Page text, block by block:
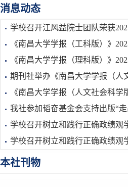
消息动态
学校召开江风益院士团队荣获
《南昌大学学报（工科版）》
《南昌大学学报（理科版）》
期刊社举办《南昌大学学报（人
《南昌大学学报（人文社会科学
我社参加韬奋基金会支持出版“
学校召开树立和践行正确政绩观
学校召开树立和践行正确政绩观
本社刊物